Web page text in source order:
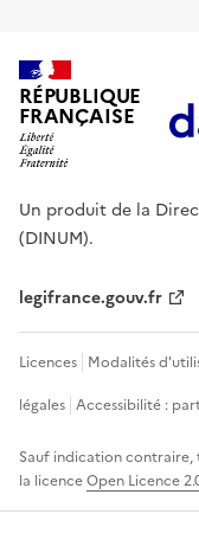
RÉPUBLIQUE
FRANÇAISE
Un produit de la
(DINUM).
legifrance.gouv.fr
Licences Modalités
légales Accessibilité :
Sauf indication contraire,
la licenceOpen Licence